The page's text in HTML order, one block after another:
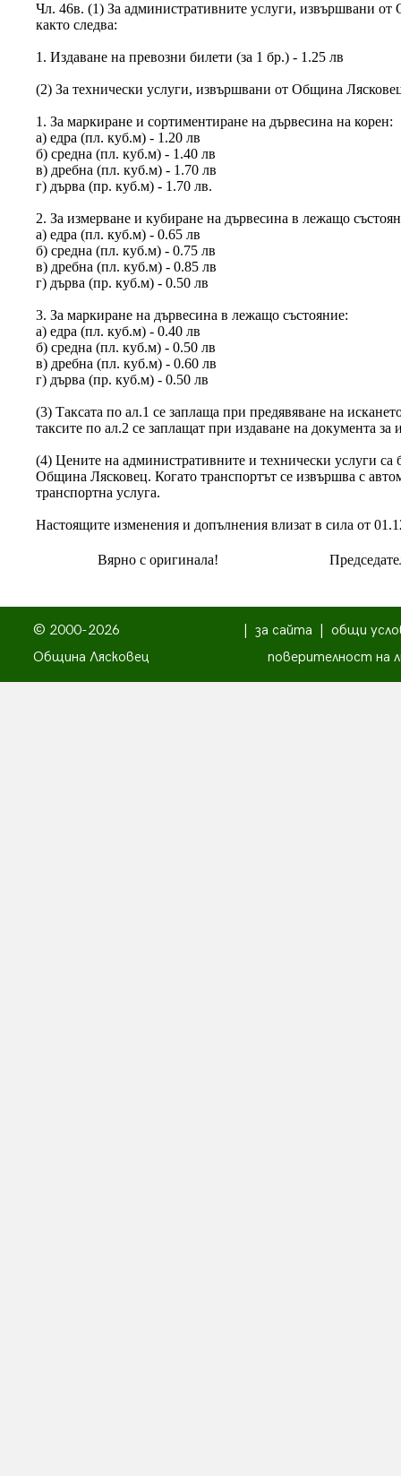
Чл. 46в. (1) За административните услуги, извършвани от
както следва:
1. Издаване на превозни билети (за 1 бр.) - 1.25 лв
(2) За технически услуги, извършвани от Община
1. За маркиране и сортиментиране на дървесина на корен:
а) едра (пл. куб.м) - 1.20 лв
б) средна (пл. куб.м) - 1.40 лв
в) дребна (пл. куб.м) - 1.70 лв
г) дърва (пр. куб.м) - 1.70 лв.
2. За измерване и кубиране на дървесина в лежащо
а) едра (пл. куб.м) - 0.65 лв
б) средна (пл. куб.м) - 0.75 лв
в) дребна (пл. куб.м) - 0.85 лв
г) дърва (пр. куб.м) - 0.50 лв
3. За маркиране на дървесина в лежащо състояние:
а) едра (пл. куб.м) - 0.40 лв
б) средна (пл. куб.м) - 0.50 лв
в) дребна (пл. куб.м) - 0.60 лв
г) дърва (пр. куб.м) - 0.50 лв
(3) Таксата по ал.1 се заплаща при предявяване на
таксите по ал.2 се заплащат при издаване на документа за
(4) Цените на административните и технически услуги са
Община Лясковец. Когато транспортът се извършва с
транспортна услуга.
Настоящите изменения и допълнения влизат в сила от
Вярно с оригинала!
© 2000-2026
Община Лясковец
за сайта
общи
поверителност на